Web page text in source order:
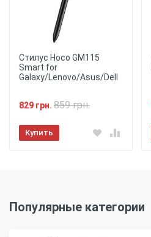
Стилус Hoco GM115
Smart for
Galaxy/Lenovo/Asus/Dell
829 грн. 859 грн.
Купить
Популярные категории